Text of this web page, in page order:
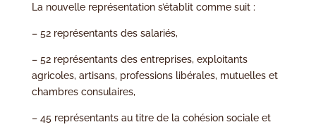
La nouvelle représentation s’établit comme suit :
– 52 représentants des salariés,
– 52 représentants des entreprises, exploitants
agricoles, artisans, professions libérales, mutuelles et
chambres consulaires,
– 45 représentants au titre de la cohésion sociale et